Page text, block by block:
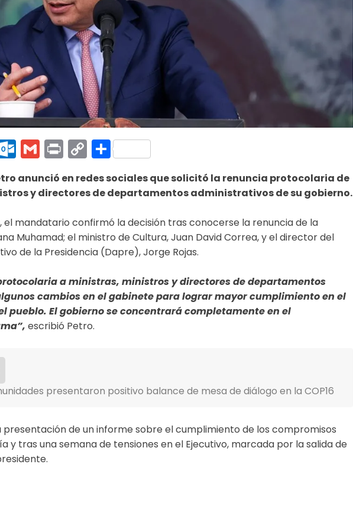
Outlook.com
Gmail
PrintCopy
Link
Compartir
anunció en redes sociales que solicitó la renuncia protocolaria de
y directores de departamentos administrativos de su gobierno.
el mandatario confirmó la decisión tras conocerse la renuncia de la
Muhamad; el ministro de Cultura, Juan David Correa, y el director del
de la Presidencia (Dapre), Jorge Rojas.
a ministras, ministros y directores de departamentos
cambios en el gabinete para lograr mayor cumplimiento en el
pueblo. El gobierno se concentrará completamente en el
escribió Petro.
presentaron positivo balance de mesa de diálogo en la COP16
presentación de un informe sobre el cumplimiento de los compromisos
y tras una semana de tensiones en el Ejecutivo, marcada por la salida de